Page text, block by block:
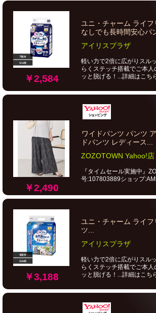
￥2,584
ユニ・チャーム ライ
なしでも長時間安心パ
アイリスプラザ
軽い力で2倍に広がりスル
らくステッチ搭載でご本
ッと脱げる！...詳細はこち
￥2,490
ワイドパンツ パンツ
ドパンツ レディース...
ZOZOTOWN Yahoo!店
『タイムセール実施中』
号:107803889ショップ
￥3,188
ユニ・チャーム ライ
ツ...
アイリスプラザ
軽い力で2倍に広がりスル
らくステッチ搭載でご本
ッと脱げる！...詳細はこち